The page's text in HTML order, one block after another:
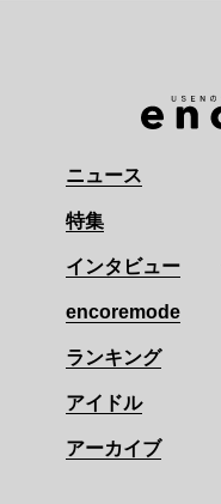
ニュース
特集
インタビュー
encoremode
ランキング
アイドル
アーカイブ